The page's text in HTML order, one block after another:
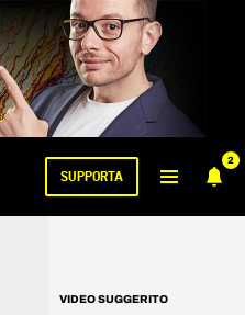
2
SUPPORTA
VIDEO SUGGERITO